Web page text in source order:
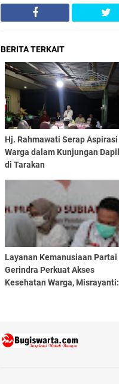
BERITA TERKAIT
Hj. Rahmawati Serap Aspirasi
Warga dalam Kunjungan Dapil
di Tarakan
Layanan Kemanusiaan Partai
Gerindra Perkuat Akses
Kesehatan Warga, Misrayanti: